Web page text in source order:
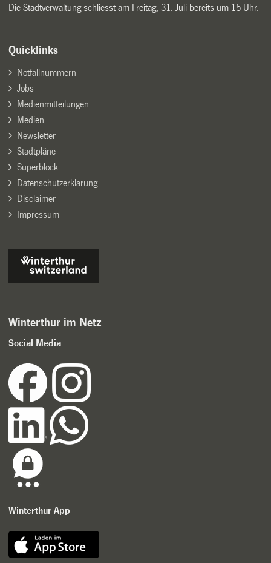
Die Stadtverwaltung schliesst am Freitag, 31. Juli bereits um 15 Uhr.
Quicklinks
Notfallnummern
Jobs
Medienmitteilungen
Medien
Newsletter
Stadtpläne
Superblock
Datenschutzerklärung
Disclaimer
Impressum
Winterthur im Netz
Social Media
Winterthur App